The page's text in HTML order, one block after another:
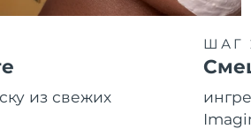
из свежих
ШАГ